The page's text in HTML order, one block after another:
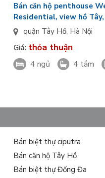
Bán căn hộ penthouse
Residential, view hồ
quận Tây Hồ, Hà Nội
Giá: thỏa thuận
4 ngủ 4 tắm
Bán biệt thự ciputra
Bán căn hộ Tây Hồ
Bán biệt thự Đống Đa